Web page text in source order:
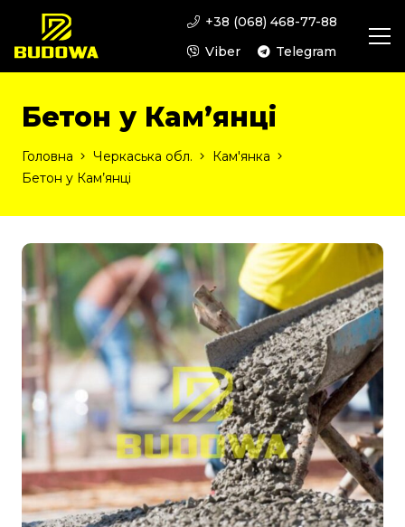
+38 (068) 468-77-88
Viber
Telegram
Бетон у Кам’янці
Головна Черкаська обл.
Кам'янка
Бетон у Кам’янці